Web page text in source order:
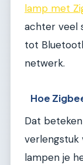
lamp met
achter veel
tot
netwerk.
Hoe
Dat
verlengstuk
lampen je